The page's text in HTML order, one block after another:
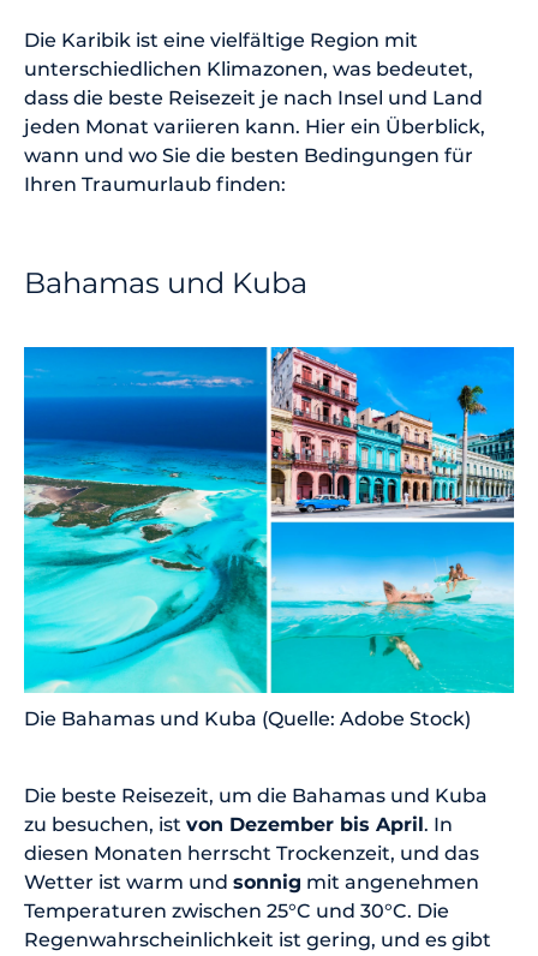
Die Karibik ist eine vielfältige Region mit
unterschiedlichen Klimazonen, was bedeutet,
dass die beste Reisezeit je nach Insel und Land
jeden Monat variieren kann. Hier ein Überblick,
wann und wo Sie die besten Bedingungen für
Ihren Traumurlaub finden:
Bahamas und Kuba
Die Bahamas und Kuba (Quelle: Adobe Stock)
Die beste Reisezeit, um die Bahamas und Kuba
zu besuchen, ist von Dezember bis April. In
diesen Monaten herrscht Trockenzeit, und das
Wetter ist warm und sonnig mit angenehmen
Temperaturen zwischen 25°C und 30°C. Die
Regenwahrscheinlichkeit ist gering, und es gibt